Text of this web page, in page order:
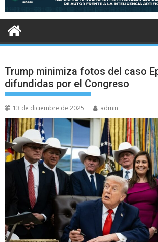
Trump minimiza fotos del caso
difundidas por el Congreso
13 de diciembre de 2025 admin